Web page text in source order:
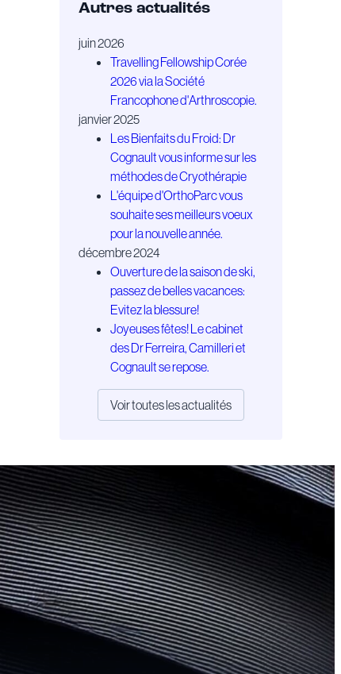
Autres actualités
juin 2026
Travelling Fellowship Corée
2026 via la Société
Francophone d'Arthroscopie.
janvier 2025
Les Bienfaits du Froid: Dr
Cognault vous informe sur les
méthodes de Cryothérapie
L'équipe d'OrthoParc vous
souhaite ses meilleurs voeux
pour la nouvelle année.
décembre 2024
Ouverture de la saison de ski,
passez de belles vacances:
Evitez la blessure!
Joyeuses fêtes! Le cabinet
des Dr Ferreira, Camilleri et
Cognault se repose.
Voir toutes les actualités